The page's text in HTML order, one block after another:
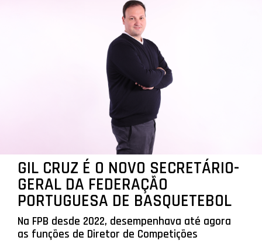
GIL CRUZ É O NOVO SECRETÁRIO-
GERAL DA FEDERAÇÃO
PORTUGUESA DE BASQUETEBOL
Na FPB desde 2022, desempenhava até agora
as funções de Diretor de Competições